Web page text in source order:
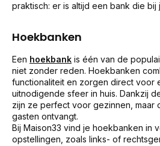
praktisch: er is altijd een bank die bij
Hoekbanken
Een hoekbank is één van de
niet zonder reden. Hoekbanken
functionaliteit en zorgen direct voor
uitnodigende sfeer in huis. Dankzij
zijn ze perfect voor gezinnen, maar
gasten ontvangt.
Bij Maison33 vind je hoekbanken in
opstellingen, zoals links- of